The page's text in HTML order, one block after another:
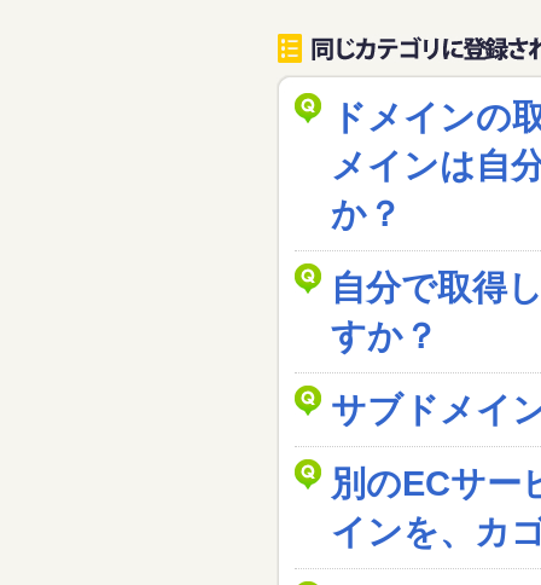
ドメインの
メインは自
か？
自分で取得
すか？
サブドメイ
別のECサー
インを、カ